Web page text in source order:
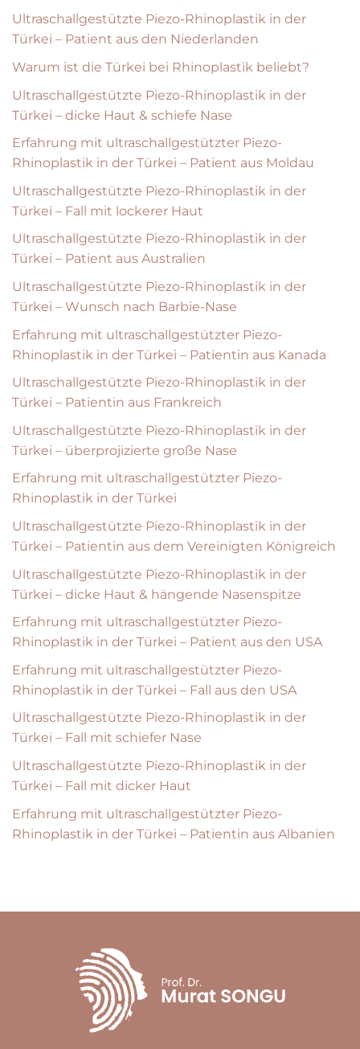
Ultraschallgestützte Piezo-Rhinoplastik in der
Türkei – Patient aus den Niederlanden
Warum ist die Türkei bei Rhinoplastik beliebt?
Ultraschallgestützte Piezo-Rhinoplastik in der
Türkei – dicke Haut & schiefe Nase
Erfahrung mit ultraschallgestützter Piezo-
Rhinoplastik in der Türkei – Patient aus Moldau
Ultraschallgestützte Piezo-Rhinoplastik in der
Türkei – Fall mit lockerer Haut
Ultraschallgestützte Piezo-Rhinoplastik in der
Türkei – Patient aus Australien
Ultraschallgestützte Piezo-Rhinoplastik in der
Türkei – Wunsch nach Barbie-Nase
Erfahrung mit ultraschallgestützter Piezo-
Rhinoplastik in der Türkei – Patientin aus Kanada
Ultraschallgestützte Piezo-Rhinoplastik in der
Türkei – Patientin aus Frankreich
Ultraschallgestützte Piezo-Rhinoplastik in der
Türkei – überprojizierte große Nase
Erfahrung mit ultraschallgestützter Piezo-
Rhinoplastik in der Türkei
Ultraschallgestützte Piezo-Rhinoplastik in der
Türkei – Patientin aus dem Vereinigten Königreich
Ultraschallgestützte Piezo-Rhinoplastik in der
Türkei – dicke Haut & hängende Nasenspitze
Erfahrung mit ultraschallgestützter Piezo-
Rhinoplastik in der Türkei – Patient aus den USA
Erfahrung mit ultraschallgestützter Piezo-
Rhinoplastik in der Türkei – Fall aus den USA
Ultraschallgestützte Piezo-Rhinoplastik in der
Türkei – Fall mit schiefer Nase
Ultraschallgestützte Piezo-Rhinoplastik in der
Türkei – Fall mit dicker Haut
Erfahrung mit ultraschallgestützter Piezo-
Rhinoplastik in der Türkei – Patientin aus Albanien